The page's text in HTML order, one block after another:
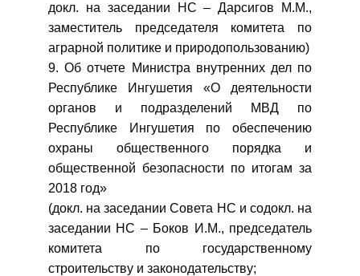
докл. на заседании НС – Дарсигов М.М.,
заместитель председателя комитета по
аграрной политике и природопользованию)
9. Об отчете Министра внутренних дел по
Республике Ингушетия «О деятельности
органов и подразделений МВД по
Республике Ингушетия по обеспечению
охраны общественного порядка и
общественной безопасности по итогам за
2018 год»
(докл. на заседании Совета НС и содокл. на
заседании НС – Боков И.М., председатель
комитета по государственному
строительству и законодательству;